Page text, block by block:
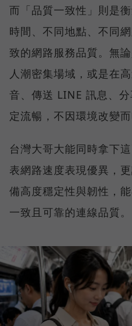
而「品質一致性」則是
時間、不同地點、不同
致的網路服務品質。無
人潮密集場域，或是在
音、傳送 LINE 訊息、
定流暢，不因環境改變而
台灣大哥大能同時拿下
表網路速度表現優異，
備高度穩定性與韌性，
一致且可靠的連線品質。